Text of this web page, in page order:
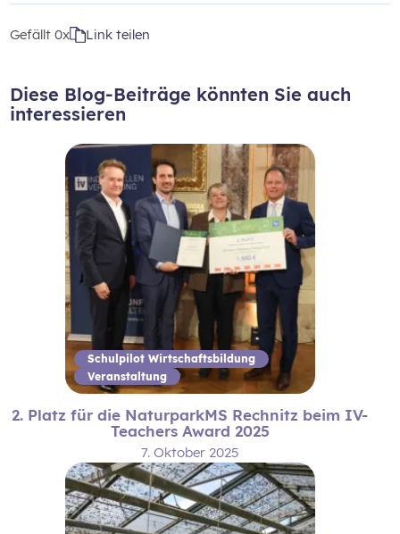
Gefällt0x Link teilen
Diese Blog-Beiträge könnten Sie auch
interessieren
Schulpilot Wirtschaftsbildung
Veranstaltung
2. Platz für die NaturparkMS Rechnitz beim IV-
Teachers Award 2025
7. Oktober 2025